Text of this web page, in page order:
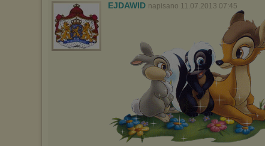
EJDAWID napisano 11.07.2013 07:45